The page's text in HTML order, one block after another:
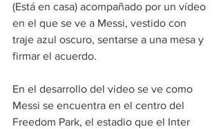
(Está en casa) acompañado por un vídeo
en el que se ve a Messi, vestido con
traje azul oscuro, sentarse a una mesa y
firmar el acuerdo.
En el desarrollo del video se ve como
Messi se encuentra en el centro del
Freedom Park, el estadio que el Inter